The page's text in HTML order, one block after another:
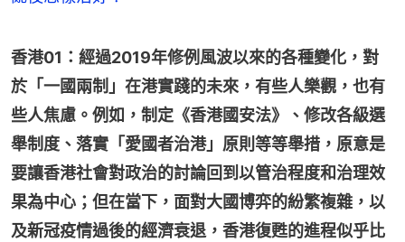
香港01：經過2019年修例風波以來的各種變化，對
於「一國兩制」在港實踐的未來，有些人樂觀，也有
些人焦慮。例如，制定《香港國安法》、修改各級選
舉制度、落實「愛國者治港」原則等等舉措，原意是
要讓香港社會對政治的討論回到以管治程度和治理效
果為中心；但在當下，面對大國博弈的紛繁複雜，以
及新冠疫情過後的經濟衰退，香港復甦的進程似乎比